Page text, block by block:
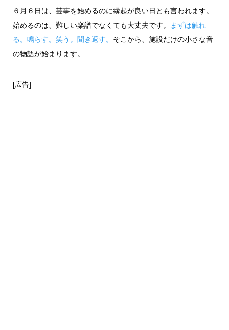
６月６日は、芸事を始めるのに縁起が良い日とも言われます。
始めるのは、難しい楽譜でなくても大丈夫です。
まずは触れ
る。鳴らす。笑う。聞き返す。 そこから、施設だけの小さな音
の物語が始まります。
[広告]